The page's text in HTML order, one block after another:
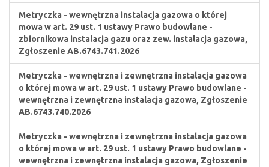
Metryczka - wewnętrzna instalacja gazowa o której
mowa w art. 29 ust. 1 ustawy Prawo budowlane -
zbiornikowa instalacja gazu oraz zew. instalacja gazowa,
Zgłoszenie AB.6743.741.2026
Metryczka - wewnętrzna i zewnętrzna instalacja gazowa
o której mowa w art. 29 ust. 1 ustawy Prawo budowlane -
wewnętrzna i zewnętrzna instalacja gazowa, Zgłoszenie
AB.6743.740.2026
Metryczka - wewnętrzna i zewnętrzna instalacja gazowa
o której mowa w art. 29 ust. 1 ustawy Prawo budowlane -
wewnętrzna i zewnętrzna instalacja gazowa, Zgłoszenie